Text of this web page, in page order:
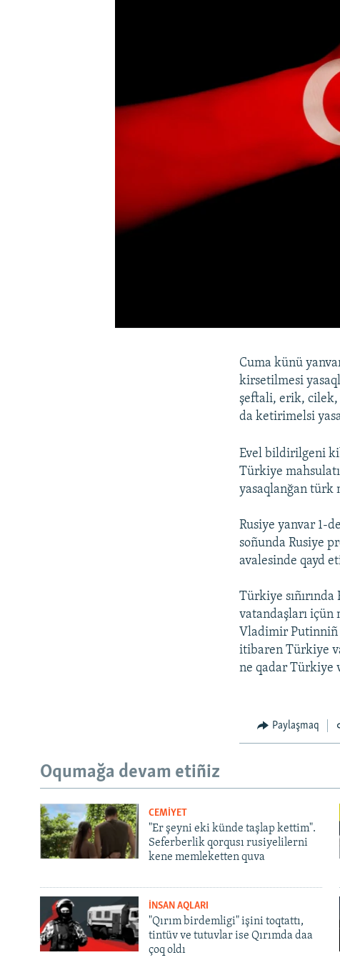
Cuma künü
kirsetilmesi
şeftali, erik, cilek,
da ketirimelsi
Evel bildirilgeni
Türkiye
yasaqlanğan türk
Rusiye yanvar 1-
soñunda Rusiye
avalesinde qayd
Türkiye
vatandaşları içün
Vladimir Putinniñ
itibaren Türkiye
ne qadar Türkiye
Paylaşmaq
Oqumağa devam etiñiz
CEMİYET
"Er şeyni eki künde taşlap kettim".
Seferberlik qorqusı rusiyelilerni
kene memleketten quva
İNSAN AQLARI
"Qırım birdemligi" işini toqtattı,
tintüv ve tutuvlar ise Qırımda daa
çoq oldı